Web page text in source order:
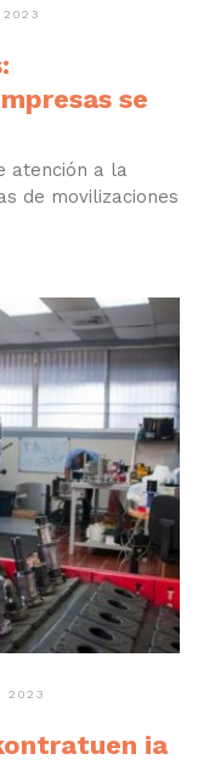
se
atención a la
de movilizaciones
2023
ia